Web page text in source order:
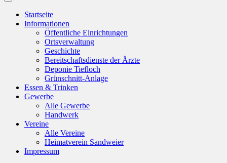
Startseite
Informationen
Öffentliche Einrichtungen
Ortsverwaltung
Geschichte
Bereitschaftsdienste der Ärzte
Deponie Tiefloch
Grünschnitt-Anlage
Essen & Trinken
Gewerbe
Alle Gewerbe
Handwerk
Vereine
Alle Vereine
Heimatverein Sandweier
Impressum